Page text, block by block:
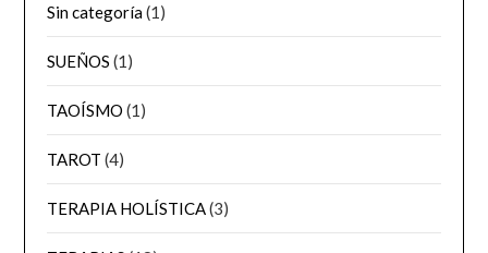
Sin categoría(1)
SUEÑOS (1)
TAOÍSMO (1)
TAROT (4)
TERAPIA HOLÍSTICA(3)